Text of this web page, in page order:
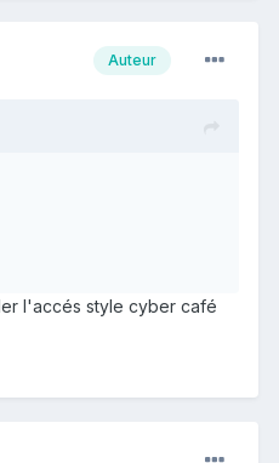
Auteur
l'accés style cyber café